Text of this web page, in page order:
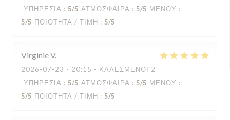
ΥΠΗΡΕΣΊΑ : 5/5 ΑΤΜΌΣΦΑΙΡΑ : 5/5 ΜΕΝΟΎ :
5/5 ΠΟΙΌΤΗΤΑ / ΤΙΜΉ : 5/5
VirginieV
2026-07-23 - 20:15 - ΚΑΛΕΣΜΈΝΟΙ 2
ΥΠΗΡΕΣΊΑ : 5/5 ΑΤΜΌΣΦΑΙΡΑ : 5/5 ΜΕΝΟΎ :
5/5 ΠΟΙΌΤΗΤΑ / ΤΙΜΉ : 5/5